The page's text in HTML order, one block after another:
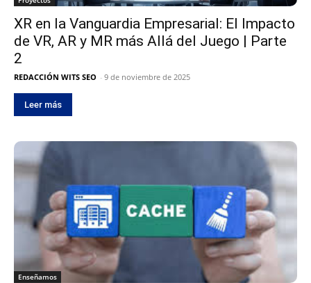
XR en la Vanguardia Empresarial: El Impacto
de VR, AR y MR más Allá del Juego | Parte
2
REDACCIÓN WITS SEO - 9 de noviembre de 2025
Leer más
Enseñamos